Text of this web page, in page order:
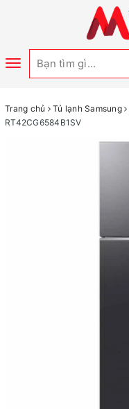
Toggle
Trang chủ Tủ lạnh Samsung
RT42CG6584B1SV